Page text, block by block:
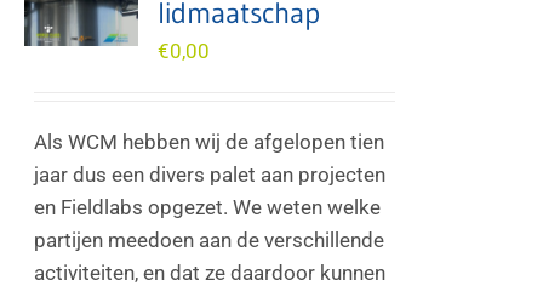
lidmaatschap
€0,00
Als WCM hebben wij de afgelopen tien
jaar dus een divers palet aan projecten
en Fieldlabs opgezet. We weten welke
partijen meedoen aan de verschillende
activiteiten, en dat ze daardoor kunnen